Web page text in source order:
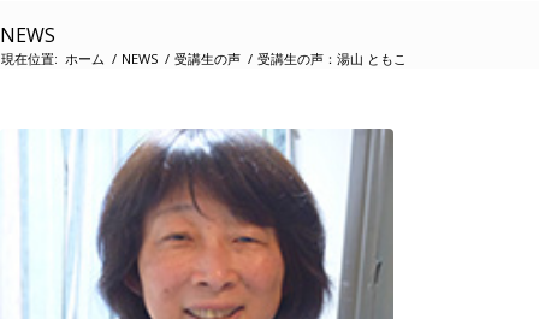
NEWS
現在位置: ホーム / NEWS / 受講生の声 / 受講生の声：湯山 ともこ